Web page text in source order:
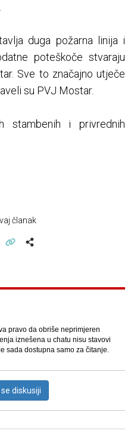
duga požarna linija i
poteškoče stvaraju
Sve to značajno utječe
su PVJ Mostar.
stambenih i privrednih
članak
pravo da obriše neprimjeren
iznešena u chatu nisu stavovi
sada dostupna samo za čitanje.
diskusiji